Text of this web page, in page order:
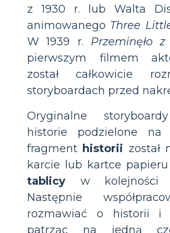
z 1930 r. lub Walta
animowanego Three
W 1939 r. Przeminęło
pierwszym filmem
został całkowicie
storyboardach przed
Oryginalne
historie podzielone na
fragment historii został
karcie lub kartce
tablicy w kolejności
Następnie
rozmawiać o historii i
patrząc na jedną